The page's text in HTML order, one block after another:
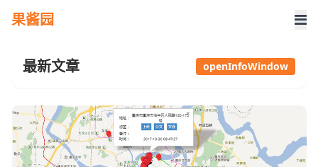
果酱园
最新文章 openInfoWindow